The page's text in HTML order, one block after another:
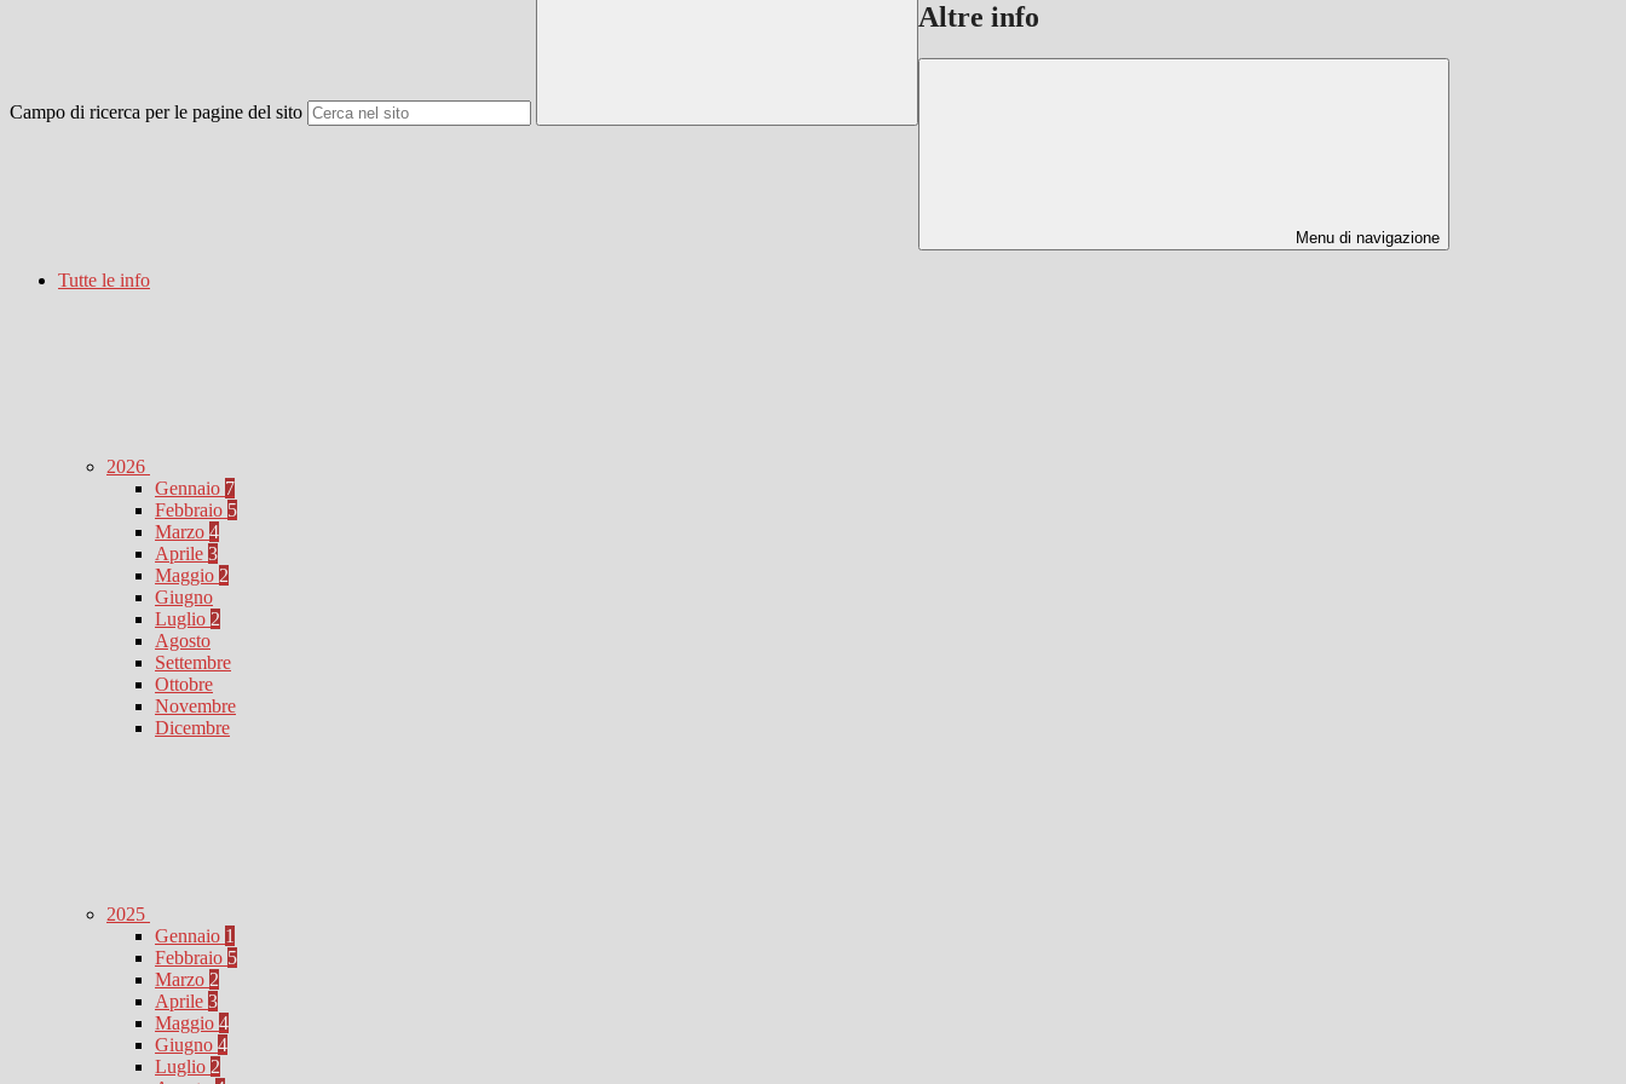
Campo di ricerca per le pagine del sito
Altre info
Menu di navigazione
Tutte le info
2026
Gennaio 7
Febbraio 5
Marzo 4
Aprile 3
Maggio 2
Giugno
Luglio 2
Agosto
Settembre
Ottobre
Novembre
Dicembre
2025
Gennaio 1
Febbraio 5
Marzo 2
Aprile 3
Maggio 4
Giugno 4
Luglio 2